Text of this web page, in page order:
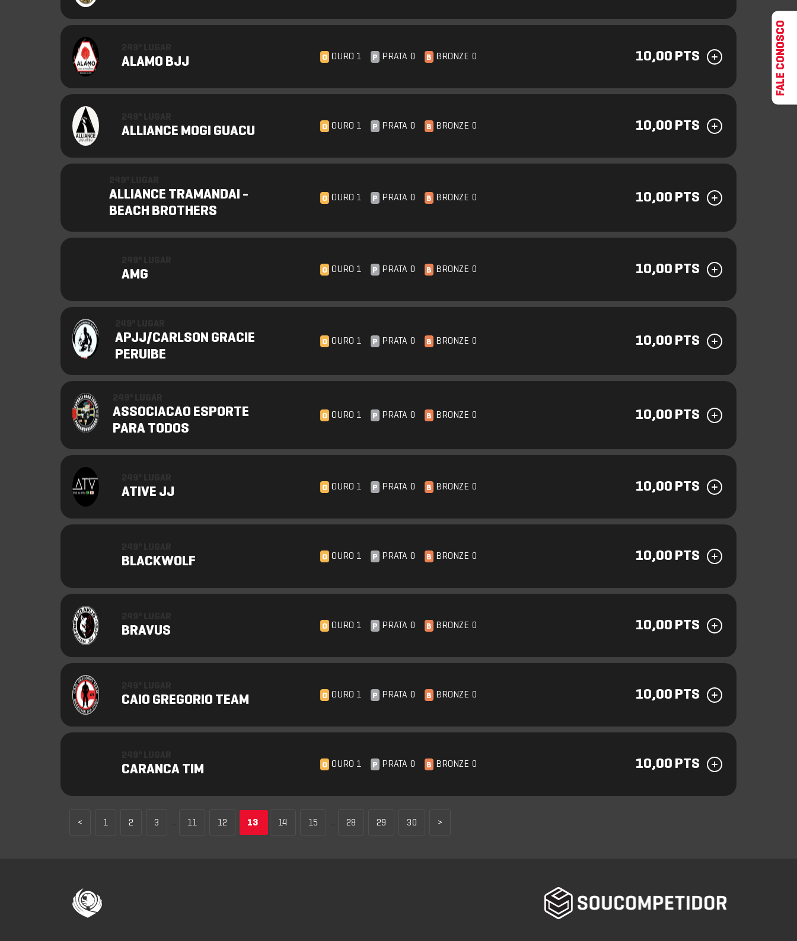
ALAMO BJJ O OURO 1 P PRATA 0 B BRONZE 0 10,00 PTS
ALLIANCE MOGI GUACU O OURO 1 P PRATA 0 B BRONZE 0 10,00 PTS
ALLIANCE TRAMANDAI -
BEACH BROTHERS
O OURO 1 P PRATA 0 B BRONZE 0 10,00 PTS
AMG O OURO 1 P PRATA 0 B BRONZE 0 10,00 PTS
APJJ/CARLSON GRACIE
PERUIBE
O OURO 1 P PRATA 0 B BRONZE 0 10,00 PTS
ASSOCIACAO ESPORTE
PARA TODOS
O OURO 1 P PRATA 0 B BRONZE 0 10,00 PTS
ATIVE JJ O OURO 1 P PRATA 0 B BRONZE 0 10,00 PTS
BLACKWOLF O OURO 1 P PRATA 0 B BRONZE 0 10,00 PTS
BRAVUS O OURO 1 P PRATA 0 B BRONZE 0 10,00 PTS
CAIO GREGORIO TEAM O OURO 1 P PRATA 0 B BRONZE 0 10,00 PTS
CARANCA TIM O OURO 1 P PRATA 0 B BRONZE 0 10,00 PTS
< 1 2 3 ... 11 12 13 14 15 ... 28 29 30 >
FALE CONOSCO